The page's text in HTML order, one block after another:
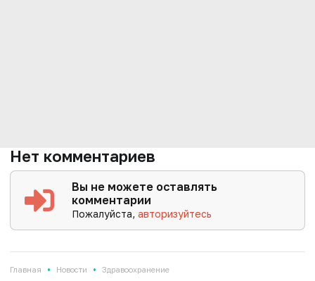
Нет комментариев
Вы не можете оставлять
комментарии
Пожалуйста,авторизуйтесь
Главная • Новости • Здравоохранение